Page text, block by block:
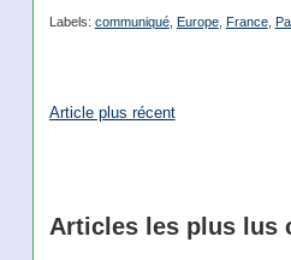
Labels: communiqué, Europe, France,
Article plus récent
Articles les plus lus